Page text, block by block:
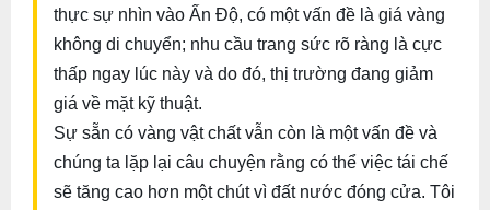
thực sự nhìn vào Ấn Độ, có một vấn đề là giá vàng
không di chuyển; nhu cầu trang sức rõ ràng là cực
thấp ngay lúc này và do đó, thị trường đang giảm
giá về mặt kỹ thuật.
Sự sẵn có vàng vật chất vẫn còn là một vấn đề và
chúng ta lặp lại câu chuyện rằng có thể việc tái chế
sẽ tăng cao hơn một chút vì đất nước đóng cửa. Tôi